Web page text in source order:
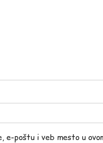
e-poštu i veb mesto u